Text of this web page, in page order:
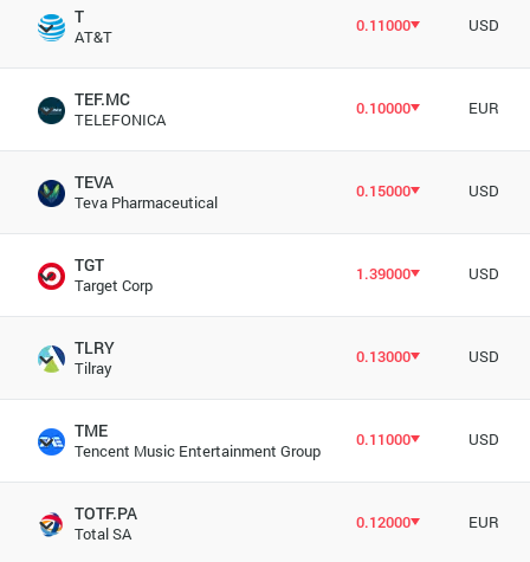
T
AT&T
0.11000 USD
TEF.MC
TELEFONICA
0.10000 EUR
TEVA
Teva Pharmaceutical
0.15000 USD
TGT
Target Corp
1.39000 USD
TLRY
Tilray
0.13000 USD
TME
Tencent Music Entertainment Group
0.11000 USD
TOTF.PA
Total SA
0.12000 EUR